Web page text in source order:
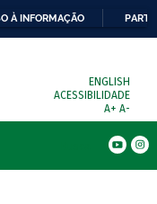
À INFORMAÇÃO
ENGLISH
ACESSIBILIDADE
A+ A-